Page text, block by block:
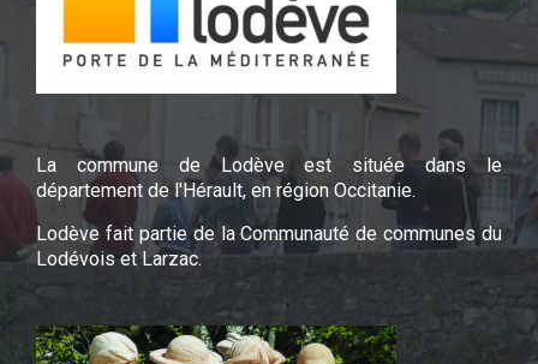
La commune de Lodève est située dans le
département de l'Hérault, en région Occitanie.
Lodève fait partie de la Communauté de communes du
Lodévois et Larzac.